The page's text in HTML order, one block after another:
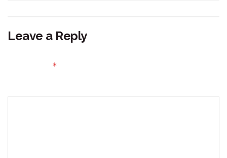
Leave a Reply
*